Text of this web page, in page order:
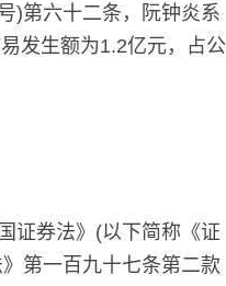
)第六十二条，阮钟炎系
发生额为1.2亿元，占公
券法》(以下简称《证
第一百九十七条第二款